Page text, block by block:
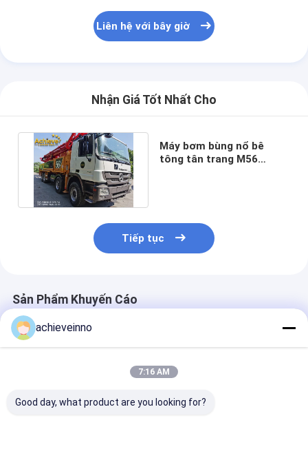
Liên hệ với bây giờ
Nhận Giá Tốt Nhất Cho
Máy bơm bùng nổ bê
tông tân trang M56
Tiếp tục
Sản Phẩm Khuyến Cáo
achieveinno
7:16 AM
Good day, what product are you looking for?